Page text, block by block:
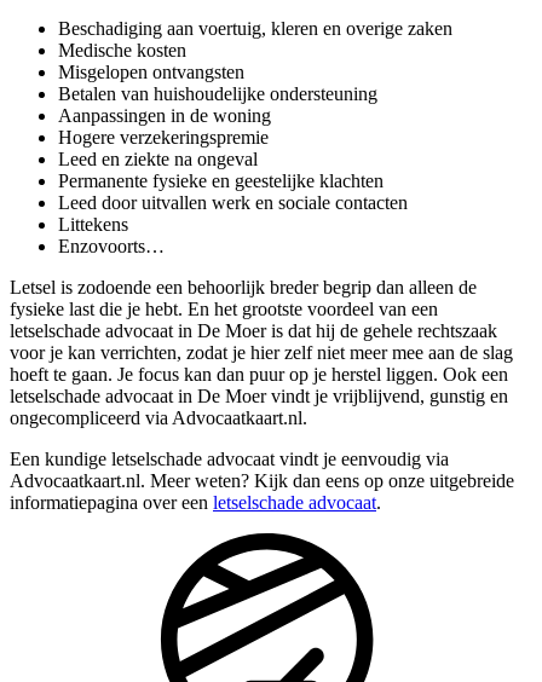
Beschadiging aan voertuig, kleren en overige zaken
Medische kosten
Misgelopen ontvangsten
Betalen van huishoudelijke ondersteuning
Aanpassingen in de woning
Hogere verzekeringspremie
Leed en ziekte na ongeval
Permanente fysieke en geestelijke klachten
Leed door uitvallen werk en sociale contacten
Littekens
Enzovoorts…
Letsel is zodoende een behoorlijk breder begrip dan alleen de
fysieke last die je hebt. En het grootste voordeel van een
letselschade advocaat in De Moer is dat hij de gehele rechtszaak
voor je kan verrichten, zodat je hier zelf niet meer mee aan de slag
hoeft te gaan. Je focus kan dan puur op je herstel liggen. Ook een
letselschade advocaat in De Moer vindt je vrijblijvend, gunstig en
ongecompliceerd via Advocaatkaart.nl.
Een kundige letselschade advocaat vindt je eenvoudig via
Advocaatkaart.nl. Meer weten? Kijk dan eens op onze uitgebreide
informatiepagina over een letselschade advocaat.